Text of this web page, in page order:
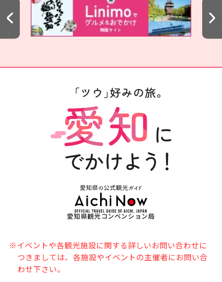
愛知県観光コンベンション局
※イベントや各観光施設に関する詳しいお問い合わせに
つきましては、各施設やイベントの主催者にお問い合
わせ下さい。